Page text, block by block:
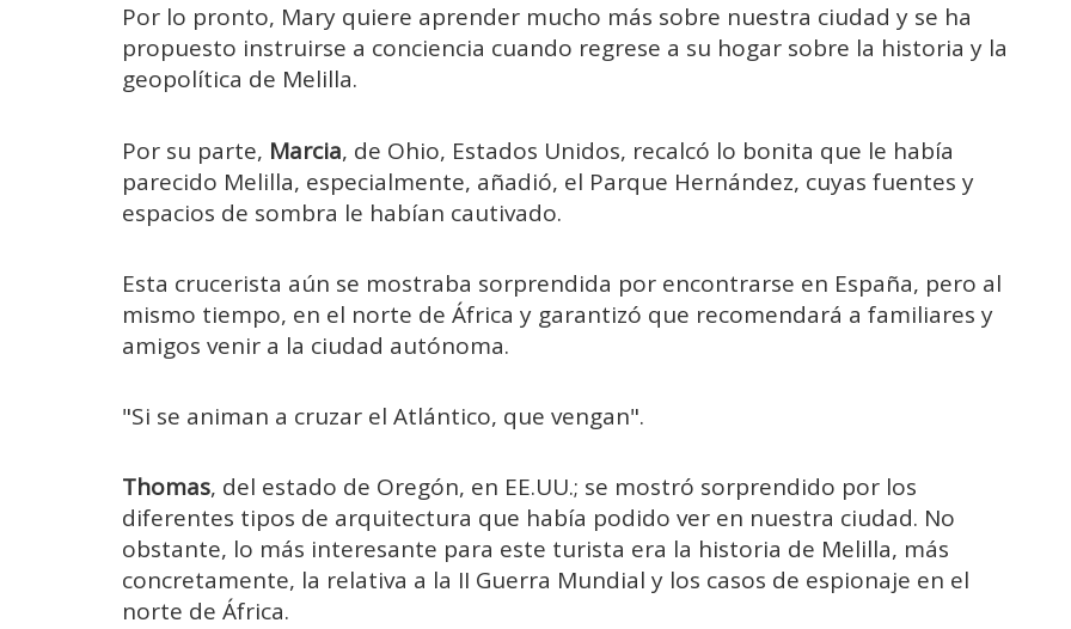
Por lo pronto, Mary quiere aprender mucho más sobre nuestra ciudad y se ha
propuesto instruirse a conciencia cuando regrese a su hogar sobre la historia y la
geopolítica de Melilla.
Por su parte, Marcia, de Ohio, Estados Unidos, recalcó lo bonita que le había
parecido Melilla, especialmente, añadió, el Parque Hernández, cuyas fuentes y
espacios de sombra le habían cautivado.
Esta crucerista aún se mostraba sorprendida por encontrarse en España, pero al
mismo tiempo, en el norte de África y garantizó que recomendará a familiares y
amigos venir a la ciudad autónoma.
"Si se animan a cruzar el Atlántico, que vengan".
Thomas, del estado de Oregón, en EE.UU.; se mostró sorprendido por los
diferentes tipos de arquitectura que había podido ver en nuestra ciudad. No
obstante, lo más interesante para este turista era la historia de Melilla, más
concretamente, la relativa a la II Guerra Mundial y los casos de espionaje en el
norte de África.